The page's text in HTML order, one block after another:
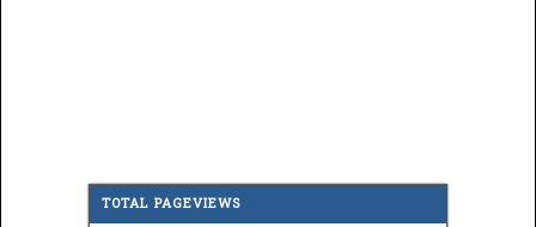
TOTAL PAGEVIEWS